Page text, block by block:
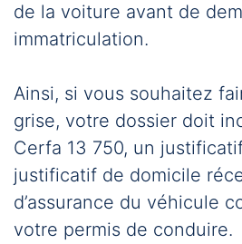
de la voiture avant de
immatriculation.
Ainsi, si vous souhaitez
grise, votre dossier doit
Cerfa 13 750, un
justificatif de domicile
d’assurance du véhicule
votre permis de conduire.